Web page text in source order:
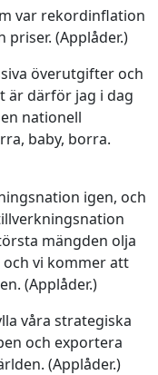
var rekordinflation
(Applåder.)
överutgifter och
är därför jag i dag
nationell
baby, borra.
igen, och
mängden olja
och vi kommer att
(Applåder.)
våra strategiska
och exportera
(Applåder.)